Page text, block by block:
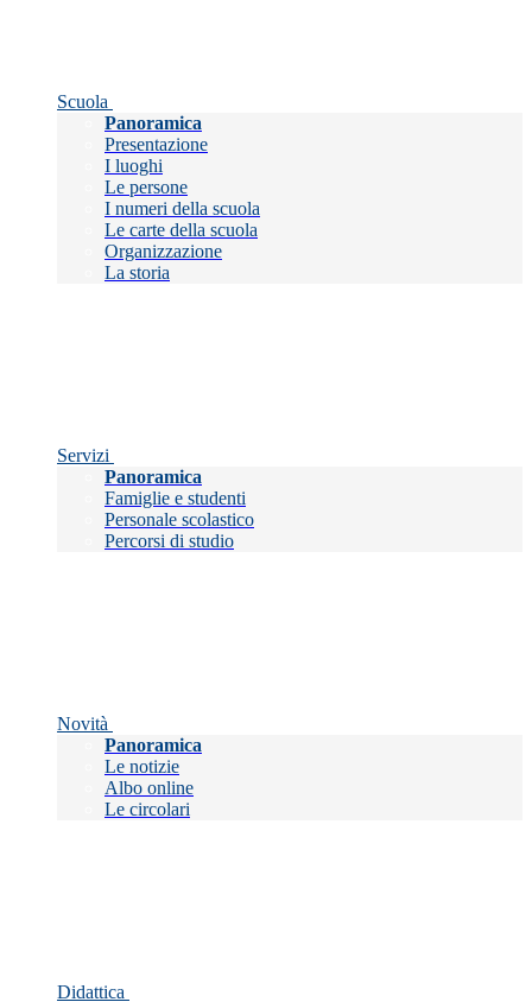
Scuola
Panoramica
Presentazione
I luoghi
Le persone
I numeri della scuola
Le carte della scuola
Organizzazione
La storia
Servizi
Panoramica
Famiglie e studenti
Personale scolastico
Percorsi di studio
Novità
Panoramica
Le notizie
Albo online
Le circolari
Didattica